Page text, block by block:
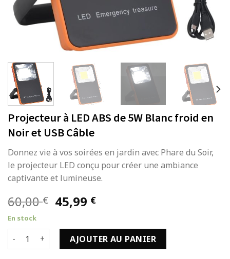
Projecteur à LED ABS de 5W Blanc froid en
Noir et USB Câble
Donnez vie à vos soirées en jardin avec Phare du Soir,
le projecteur LED conçu pour créer une ambiance
captivante et lumineuse.
60,00€ Le
prix
initial
était :
60,00 €.
45,99 €Le
actuel
est :
45,99 €.
En stock
quantité de Projecteur à LED ABS de 5W Blanc froid en Noir
AJOUTER AU PANIER